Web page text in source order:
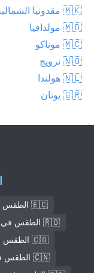
🇲🇰 مقدونيا الشمالية
🇲🇩 مولدافيا
🇲🇨 موناكو
🇳🇴 نرويج
🇳🇱 هولندا
🇬🇷 يونان
🇪🇨 الطقس في كيتو
🇷🇴 الطقس في بوخارست
🇨🇴 الطقس في كالي
🇨🇳 الطقس في هانغتشو